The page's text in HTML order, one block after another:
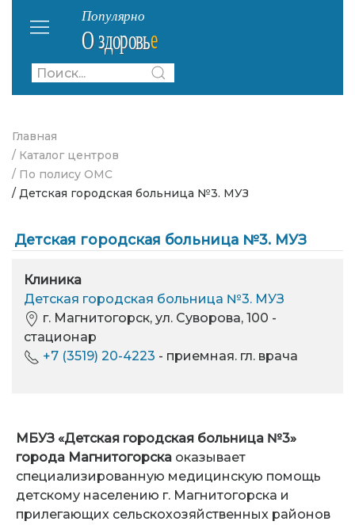
Главная
/ Каталог центров
/ По полису ОМС
/ Детская городская больница №3. МУЗ
Детская городская больница №3. МУЗ
Клиника
Детская городская больница №3. МУЗ
г. Магнитогорск, ул. Суворова, 100 -
стационар
+7 (3519) 20-4223 - приемная. гл. врача
МБУЗ «Детская городская больница №3»
города Магнитогорскаоказывает
специализированную медицинскую помощь
детскому населению г. Магнитогорска и
прилегающих сельскохозяйственных районов